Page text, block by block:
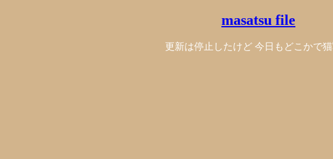
masatsu file
更新は停止したけど 今日もどこかで